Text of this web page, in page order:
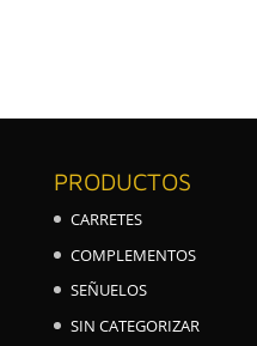
PRODUCTOS
CARRETES
COMPLEMENTOS
SEÑUELOS
SIN CATEGORIZAR